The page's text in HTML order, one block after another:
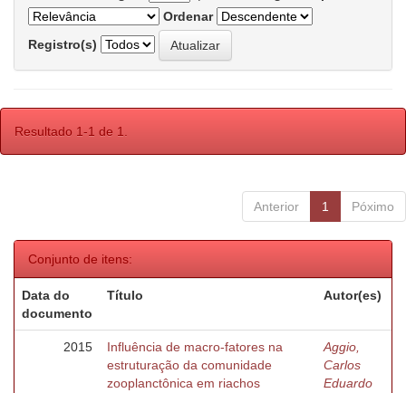
Ordenar
Registro(s)
Resultado 1-1 de 1.
Anterior 1 Póximo
Conjunto de itens:
Data do
documento
Título Autor(es)
2015
Influência de macro-fatores na
estruturação da comunidade
zooplanctônica em riachos
Aggio,
Carlos
Eduardo